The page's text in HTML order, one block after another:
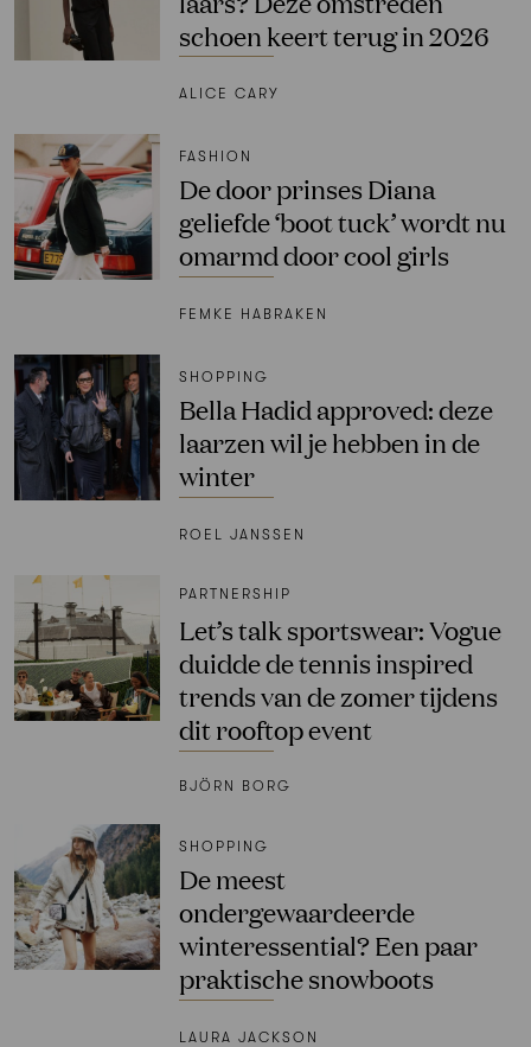
schoen keert terug in 2026
ALICE CARY
FASHION
De door prinses Diana
geliefde ‘boot tuck’ wordt nu
omarmd door cool girls
FEMKE HABRAKEN
SHOPPING
Bella Hadid approved: deze
laarzen wil je hebben in de
winter
ROEL JANSSEN
PARTNERSHIP
Let’s talk sportswear: Vogue
duidde de tennis inspired
trends van de zomer tijdens
dit rooftop event
BJÖRN BORG
SHOPPING
De meest
ondergewaardeerde
winteressential? Een paar
praktische snowboots
LAURA JACKSON